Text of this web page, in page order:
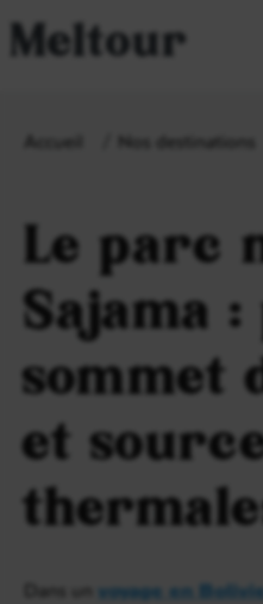
Meltour
Accueil Nos destinations
Le parc
Sajama
sommet
et
Dans un voyage en Bolivie